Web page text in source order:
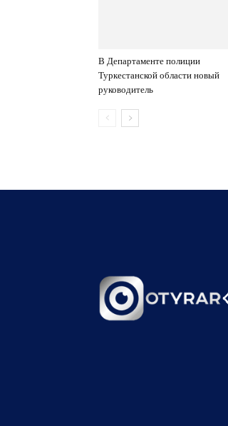
В Департаменте полиции
Туркестанской области новый
руководитель